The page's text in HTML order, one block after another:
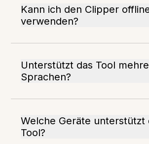
Kann ich den Clipper
verwenden?
Unterstützt das Tool
Sprachen?
Welche Geräte unterstützt
Tool?